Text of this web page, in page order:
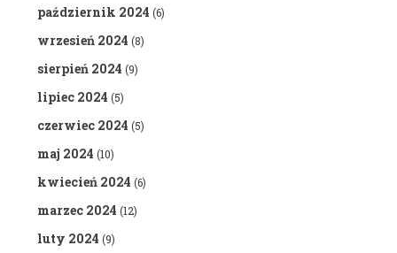
październik 2024 (6)
wrzesień 2024 (8)
sierpień 2024 (9)
lipiec 2024 (5)
czerwiec 2024 (5)
maj 2024 (10)
kwiecień 2024 (6)
marzec 2024 (12)
luty 2024 (9)